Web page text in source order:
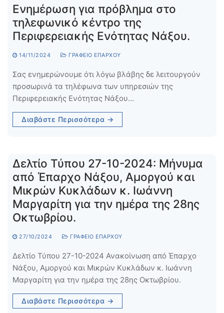
Ενημέρωση για πρόβλημα στο
τηλεφωνικό κέντρο της
Περιφερειακής Ενότητας Νάξου.
14/11/2024 ΓΡΑΦΕΊΟ ΕΠΆΡΧΟΥ
Σας ενημερώνουμε ότι λόγω βλάβης δε λειτουργούν
προσωρινά τα τηλέφωνα των υπηρεσιών της
Περιφερειακής Ενότητας Νάξου…
Διαβάστε Περισσότερα →
Δελτίο Τύπου 27-10-2024: Μήνυμα
από Έπαρχο Νάξου, Αμοργού και
Μικρών Κυκλάδων κ. Ιωάννη
Μαργαρίτη για την ημέρα της 28ης
Οκτωβρίου.
27/10/2024 ΓΡΑΦΕΊΟ ΕΠΆΡΧΟΥ
Δελτίο Τύπου 27-10-2024 Ανακοίνωση από Έπαρχο
Νάξου, Αμοργού και Μικρών Κυκλάδων κ. Ιωάννη
Μαργαρίτη για την ημέρα της 28ης Οκτωβρίου.
Διαβάστε Περισσότερα →